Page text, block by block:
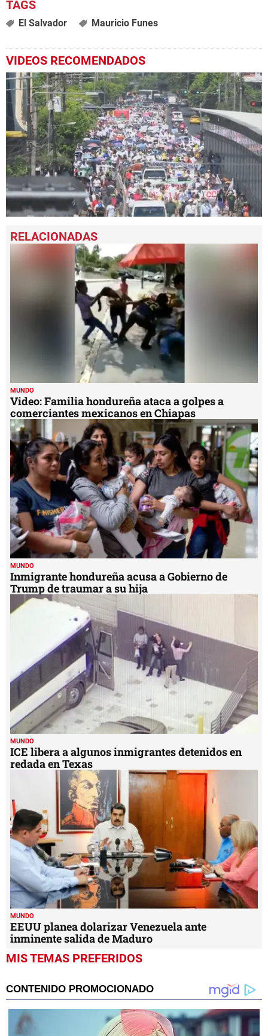
El Salvador Mauricio Funes
VIDEOS RECOMENDADOS
seconds
of
minute,
MUNDO
Video: Familia hondureña ataca a golpes a
comerciantes mexicanos en Chiapas
MUNDO
Inmigrante hondureña acusa a Gobierno de
Trump de traumar a su hija
MUNDO
ICE libera a algunos inmigrantes detenidos en
redada en Texas
MUNDO
EEUU planea dolarizar Venezuela ante
inminente salida de Maduro
MIS TEMAS PREFERIDOS